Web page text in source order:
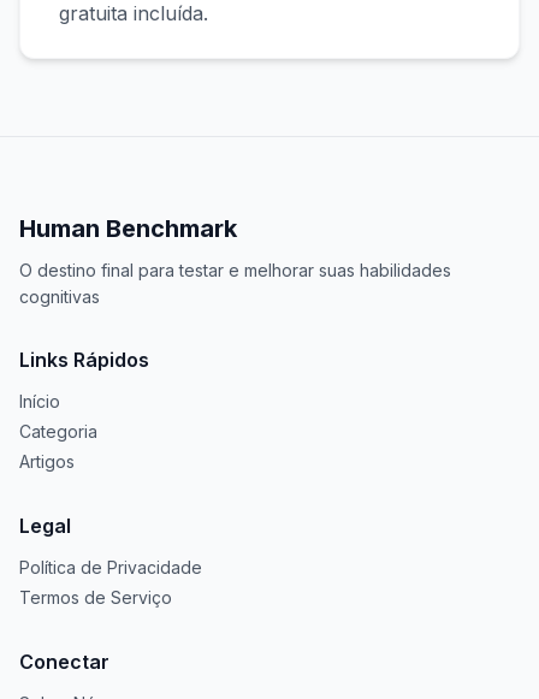
gratuita incluída.
Human Benchmark
O destino final para testar e melhorar suas habilidades
cognitivas
Links Rápidos
Início
Categoria
Artigos
Legal
Política de Privacidade
Termos de Serviço
Conectar